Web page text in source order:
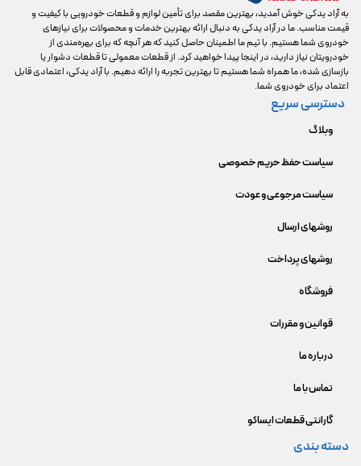
به آراد یدکی خوش آمدید، بهترین مقصد برای تأمین لوازم و قطعات خودرویی با کیفیت و
قیمت مناسب. ما در آراد یدکی به دنبال ارائه بهترین خدمات و محصولات برای نیازهای
خودروی شما هستیم. با تیم ما اطمینان حاصل کنید که هر آنچه که برای بهره‌مندی از
خودرویتان نیاز دارید، در اینجا پیدا خواهید کرد. از قطعات معمولی تا قطعات دشوار یا
بازسازی شده، ما همراه شما هستیم تا بهترین تجربه را ارائه دهیم. با آراد یدکی، اعتمادی قابل
اعتماد برای خودروی شما.
دسترسی سریع
وبلاگ
سیاست حفظ حریم خصوصی
سیاست مرجوعی و عودت
روشهای ارسال
روشهای پرداخت
فروشگاه
قوانین و مقررات
درباره ما
تماس با ما
گارانتی قطعات ایساکو
دسته بندی